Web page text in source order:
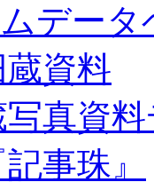
データ
資料
写真資
事珠』